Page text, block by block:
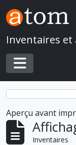
Skip to main content
Inventaires et
Toggle
Aperçu avant
Inventaires